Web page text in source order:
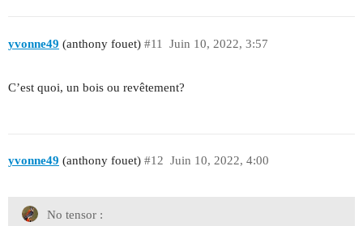
yvonne49 (anthony fouet) Juin 10, 2022, 3:57
#11
C’est quoi, un bois ou revêtement?
yvonne49 (anthony fouet) Juin 10, 2022, 4:00
#12
No tensor :